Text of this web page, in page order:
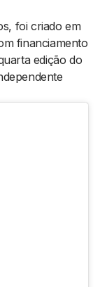
foi criado em
financiamento
edição do